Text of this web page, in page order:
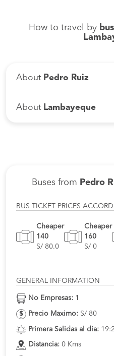
How to travel by
About Pedro Ruiz
About Lambayeque
Buses from Pedro
BUS TICKET PRICES
Cheaper
140
S/ 80.0
Cheaper
160
S/ 0
GENERAL INFORMATION
No Empresas: 1
Precio Maximo: S/ 80
Primera Salidas al dia:
Distancia: 0 Kms